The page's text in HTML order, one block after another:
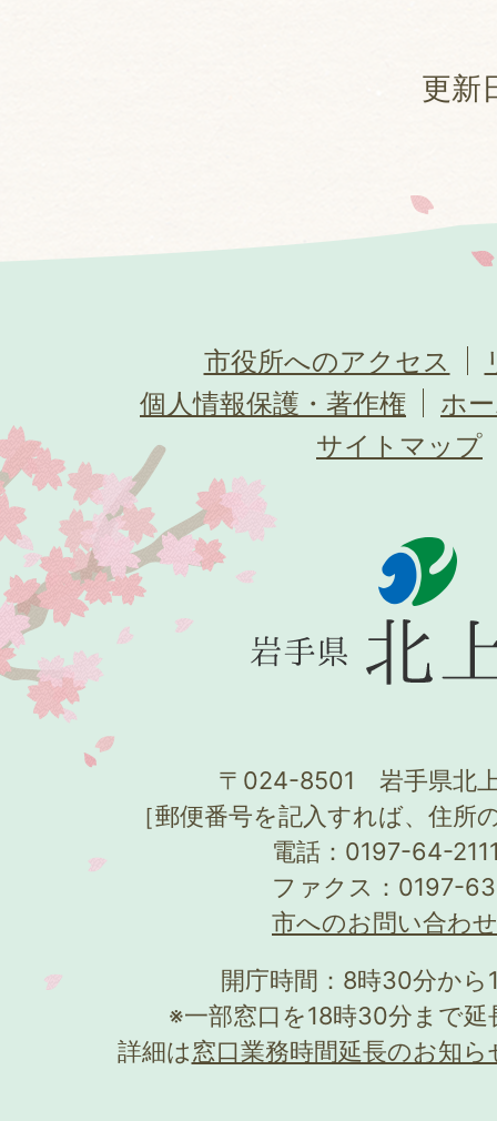
更新
市役所へのアクセス
個人情報保護・著作権
ホ
サイトマップ
〒024-8501 岩手県北
［郵便番号を記入すれば、住所
電話：0197-64-
ファクス：0197-
市へのお問い合わ
開庁時間：8時30分か
※一部窓口を18時30分まで
詳細は窓口業務時間延長のお知ら